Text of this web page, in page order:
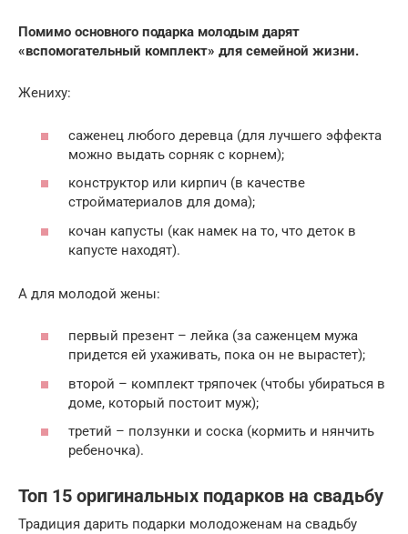
Помимо основного подарка молодым дарят
«вспомогательный комплект» для семейной жизни.
Жениху:
саженец любого деревца (для лучшего эффекта
можно выдать сорняк с корнем);
конструктор или кирпич (в качестве
стройматериалов для дома);
кочан капусты (как намек на то, что деток в
капусте находят).
А для молодой жены:
первый презент – лейка (за саженцем мужа
придется ей ухаживать, пока он не вырастет);
второй – комплект тряпочек (чтобы убираться в
доме, который постоит муж);
третий – ползунки и соска (кормить и нянчить
ребеночка).
Топ 15 оригинальных подарков на свадьбу
Традиция дарить подарки молодоженам на свадьбу